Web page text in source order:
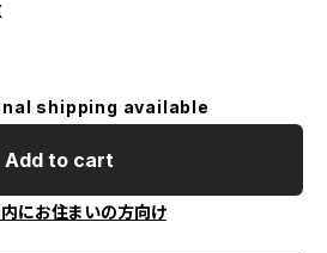
shipping available
Add to cart
にお住まいの方向け